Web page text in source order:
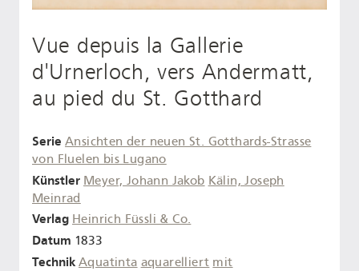
Vue depuis la Gallerie
d'Urnerloch, vers Andermatt,
au pied du St. Gotthard
Serie Ansichten der neuen St. Gotthards-Strasse
von Fluelen bis Lugano
Künstler Meyer, Johann Jakob Kälin, Joseph
Meinrad
Verlag Heinrich Füssli & Co.
Datum 1833
Technik Aquatinta aquarelliert mit